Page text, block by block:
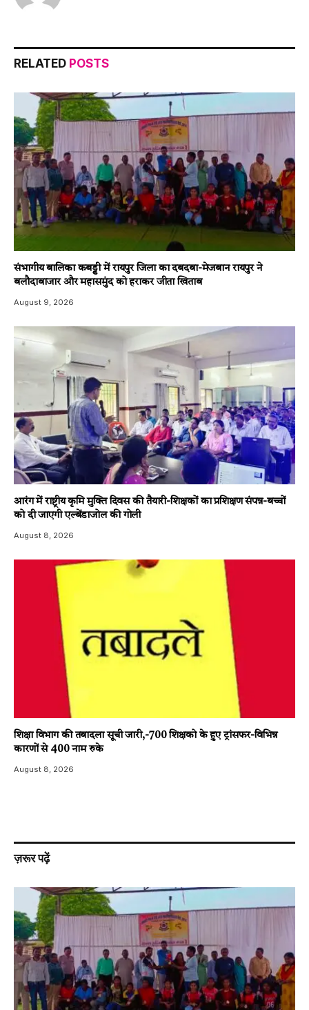
RELATED POSTS
संभागीय बालिका कबड्डी में रायपुर जिला का दबदबा-​मेजबान रायपुर ने
बलौदाबाजार और महासमुंद को हराकर जीता खिताब
August 9, 2026
आरंग में राष्ट्रीय कृमि मुक्ति दिवस की तैयारी-शिक्षकों का प्रशिक्षण संपन्न-बच्चों
को दी जाएगी एल्बेंडाजोल की गोली
August 8, 2026
शिक्षा विभाग की तबादला सूची जारी,-700 शिक्षको के हुए ट्रांसफर-विभिन्न
कारणों से 400 नाम रुके
August 8, 2026
ज़रूर पढ़ें